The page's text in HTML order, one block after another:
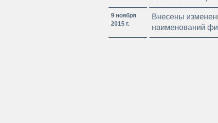
9 ноября
2015 г.
Внесены
наименований